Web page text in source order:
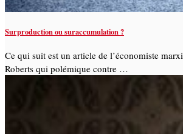
Surproduction ou suraccumulation ?
Ce qui suit est un article de l’économiste
Roberts qui polémique contre …